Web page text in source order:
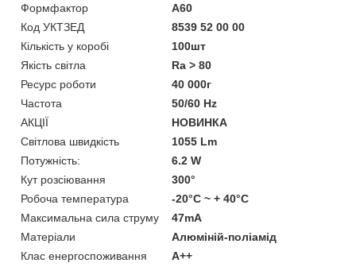
Формфактор
А60
Код УКТЗЕД
8539 52 00 00
Кількість у коробі
100шт
Якість світла
Ra > 80
Ресурс роботи
40 000г
Частота
50/60 Hz
АКЦІЇ
НОВИНКА
Світлова швидкість
1055 Lm
Потужність:
6.2 W
Кут розсіювання
300°
Робоча температура
-20°C ~ + 40°С
Максимальна сила струму
47mA
Матеріали
Алюміній-поліамід
Клас енергоспоживання
А++